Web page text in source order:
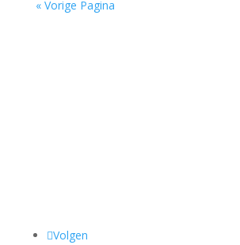
« Vorige Pagina
Volgen